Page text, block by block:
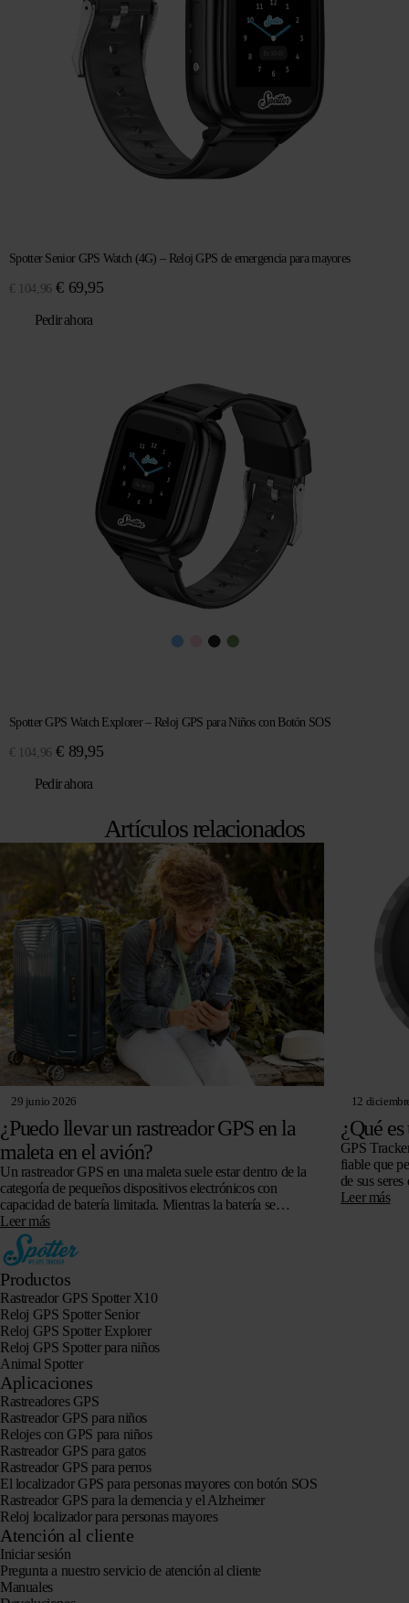
Spotter Senior GPS Watch (4G) – Reloj GPS de emergencia para mayores
€ 104,96 El
original
€ 69,95El
Pedir ahora
Spotter GPS Watch Explorer – Reloj GPS para Niños con Botón SOS
€ 104,96 El
original
€ 104,96.
€ 89,95El
€ 89,95.
Pedir ahora
Artículos relacionados
29 junio 2026
¿Puedo llevar un rastreador GPS en la
maleta en el avión?
Un rastreador GPS en una maleta suele estar dentro de la
categoría de pequeños dispositivos electrónicos con
capacidad de batería limitada. Mientras la batería se
mantenga dentro de los límites…
Leer más
12
¿Qué
GPS
fiable que
de sus
funciones…
Leer más
Productos
Rastreador GPS Spotter X10
Reloj GPS Spotter Senior
Reloj GPS Spotter Explorer
Reloj GPS Spotter para niños
Animal Spotter
Aplicaciones
Rastreadores GPS
Rastreador GPS para niños
Relojes con GPS para niños
Rastreador GPS para gatos
Rastreador GPS para perros
El localizador GPS para personas mayores con botón SOS
Rastreador GPS para la demencia y el Alzheimer
Reloj localizador para personas mayores
Atención al cliente
Iniciar sesión
Pregunta a nuestro servicio de atención al cliente
Manuales